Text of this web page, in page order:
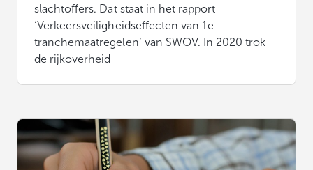
slachtoffers. Dat staat in het rapport
‘Verkeersveiligheidseffecten van 1e-
tranchemaatregelen’ van SWOV. In 2020 trok
de rijkoverheid